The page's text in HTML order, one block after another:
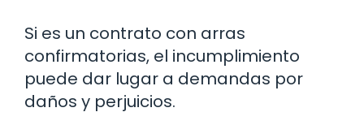
Si es un contrato con arras
confirmatorias, el incumplimiento
puede dar lugar a demandas por
daños y perjuicios.